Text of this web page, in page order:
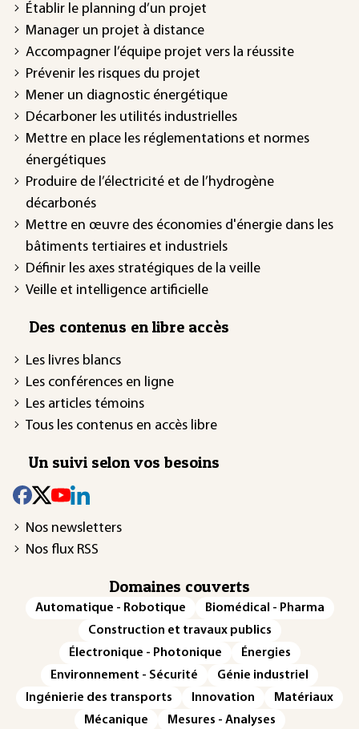
Établir le planning d’un projet
Manager un projet à distance
Accompagner l’équipe projet vers la réussite
Prévenir les risques du projet
Mener un diagnostic énergétique
Décarboner les utilités industrielles
Mettre en place les réglementations et normes
énergétiques
Produire de l’électricité et de l’hydrogène
décarbonés
Mettre en œuvre des économies d'énergie dans les
bâtiments tertiaires et industriels
Définir les axes stratégiques de la veille
Veille et intelligence artificielle
Des contenus en libre accès
Les livres blancs
Les conférences en ligne
Les articles témoins
Tous les contenus en accès libre
Un suivi selon vos besoins
Nos newsletters
Nos flux RSS
Domaines couverts
Automatique - Robotique
Biomédical - Pharma
Construction et travaux publics
Électronique - Photonique
Énergies
Environnement - Sécurité
Génie industriel
Ingénierie des transports
Innovation
Matériaux
Mécanique
Mesures - Analyses